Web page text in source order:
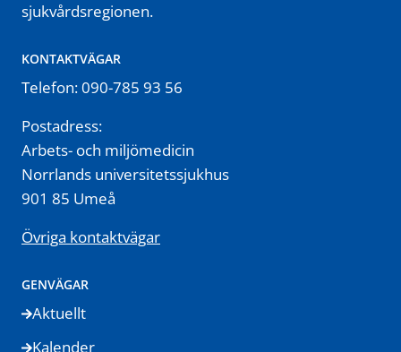
sjukvårdsregionen.
KONTAKTVÄGAR
Telefon: 090-785 93 56
Postadress:
Arbets- och miljömedicin
Norrlands universitetssjukhus
901 85 Umeå
Övriga kontaktvägar
GENVÄGAR
Aktuellt
Kalender